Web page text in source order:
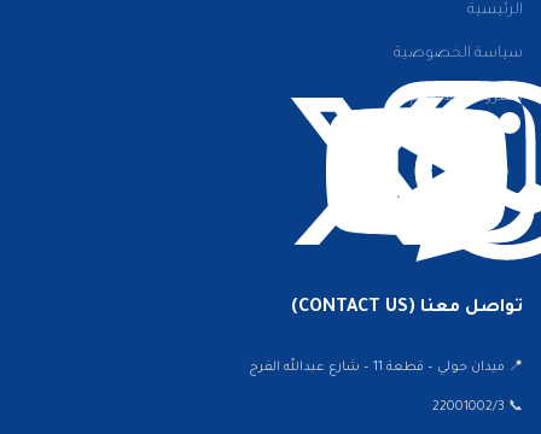
الرئيسية
سياسة الخصوصية
الشروط والأحكام
تواصل معنا (CONTACT US)
📍 ميدان حولي – قطعة 11 – شارع عبدالله الفرج
📞 22001002/3